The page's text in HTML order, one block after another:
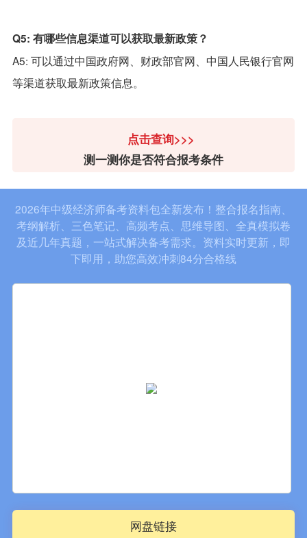
Q5: 有哪些信息渠道可以获取最新政策？
A5: 可以通过中国政府网、财政部官网、中国人民银行官网
等渠道获取最新政策信息。
点击查询>>>
测一测你是否符合报考条件
2026年中级经济师备考资料包全新发布！整合报名指南、
考纲解析、三色笔记、高频考点、思维导图、全真模拟卷
及近几年真题，一站式解决备考需求。资料实时更新，即
下即用，助您高效冲刺84分合格线
网盘链接